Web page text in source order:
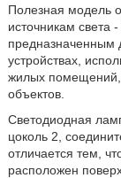
Полезная модель
источникам
предназначенным
устройствах,
жилых помещений,
объектов.
Светодиодная
цоколь 2,
отличается тем,
расположен